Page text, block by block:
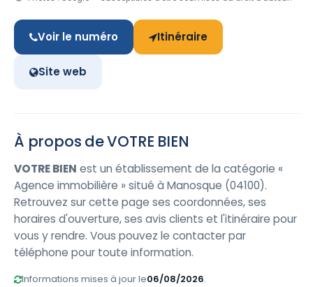
Voir le numéro Itinéraire
Site web
À propos de VOTRE BIEN
VOTRE BIEN est un établissement de la catégorie «
Agence immobilière » situé à Manosque (04100).
Retrouvez sur cette page ses coordonnées, ses
horaires d'ouverture, ses avis clients et l'itinéraire pour
vous y rendre. Vous pouvez le contacter par
téléphone pour toute information.
Informations mises à jour le06/08/2026.